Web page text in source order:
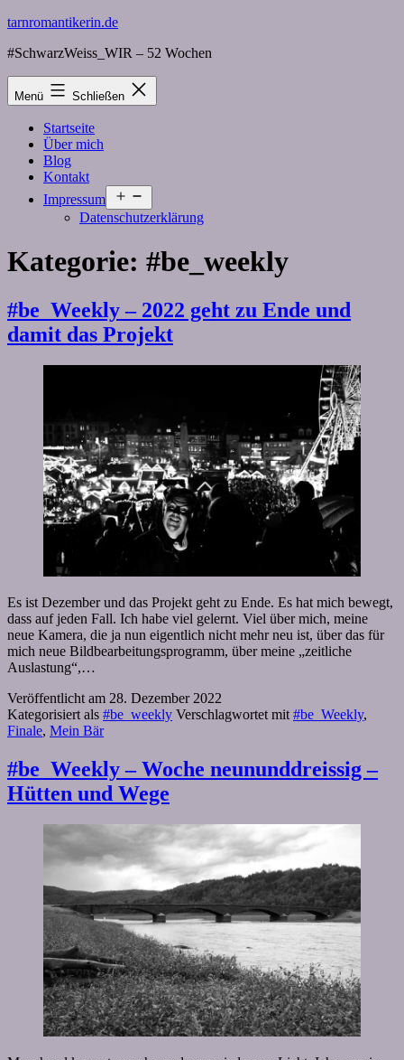
Zum
springen
tarnromantikerin.de
#SchwarzWeiss_WIR – 52 Wochen
Menü Schließen
Startseite
Über mich
Blog
Kontakt
Impressum
öffnen
Datenschutzerklärung
Kategorie: #be_weekly
#be_Weekly – 2022 geht zu Ende und
damit das Projekt
Es ist Dezember und das Projekt geht zu Ende. Es hat mich bewegt,
dass auf jeden Fall. Ich habe viel gelernt. Viel über mich, meine
neue Kamera, die ja nun eigentlich nicht mehr neu ist, über das für
mich neue Bildbearbeitungsprogramm, über meine „zeitliche
Auslastung“,…
Veröffentlicht am 28. Dezember 2022
Kategorisiert als #be_weekly Verschlagwortet mit#be_Weekly,
Finale, Mein Bär
#be_Weekly – Woche neununddreissig –
Hütten und Wege